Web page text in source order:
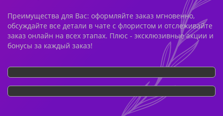
Преимущества для Вас: оформляйте заказ мгновенно,
обсуждайте все детали в чате с флористом и отслеживайте
заказ онлайн на всех этапах. Плюс - эксклюзивные акции и
бонусы за каждый заказ!